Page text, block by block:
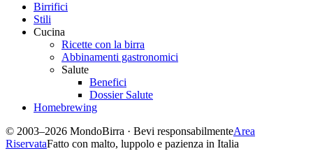
Birrifici
Stili
Cucina
Ricette con la birra
Abbinamenti gastronomici
Salute
Benefici
Dossier Salute
Homebrewing
© 2003–2026 MondoBirra · Bevi responsabilmenteArea
RiservataFatto con malto, luppolo e pazienza in Italia